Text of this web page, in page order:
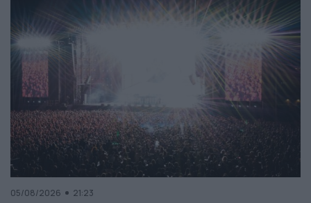
05/08/2026 21:23